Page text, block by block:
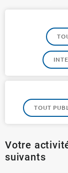
TOUT
Votre
suivants